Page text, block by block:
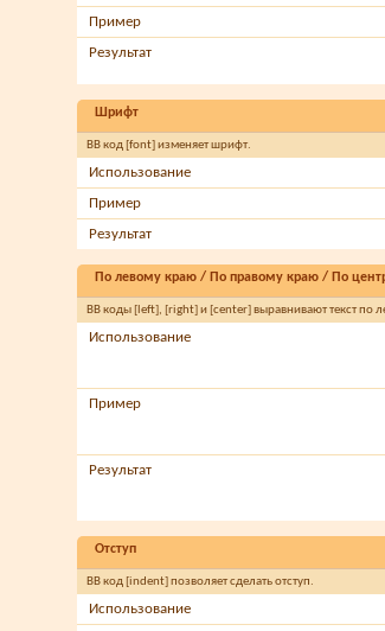
Пример
Результат
Шрифт
BB код [font] изменяет шрифт.
Использование
Пример
Результат
По левому краю / По правому краю / По
BB коды [left], [right] и [center] выравнивают текст по
Использование
Пример
Результат
Отступ
BB код [indent] позволяет сделать отступ.
Использование